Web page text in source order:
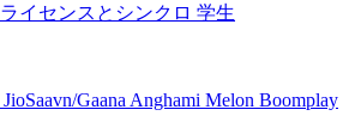
ライセンスとシンクロ 学生
JioSaavn/Gaana Anghami Melon Boomplay